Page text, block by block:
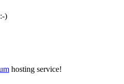
)
hosting service!